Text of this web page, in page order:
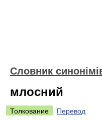
Словник
млосний
Толкование
Перевод